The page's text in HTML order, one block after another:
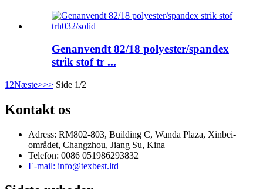
Genanvendt 82/18 polyester/spandex
strik stof tr ...
1 2Næste>>> Side 1/2
Kontakt os
Adress: RM802-803, Building C, Wanda Plaza, Xinbei-
området, Changzhou, Jiang Su, Kina
Telefon: 0086 051986293832
E-mail: info@texbest.ltd